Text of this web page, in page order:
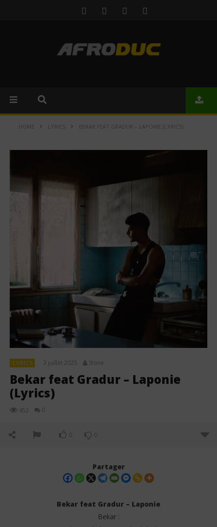
HOME LYRICS BEKAR FEAT GRADUR – LAPONIE (LYRICS)
LYRICS 3 juillet 2025 Stone
Bekar feat Gradur – Laponie
(Lyrics)
452 0
0 0
Partager
Bekar feat Gradur – Laponie
Bekar :